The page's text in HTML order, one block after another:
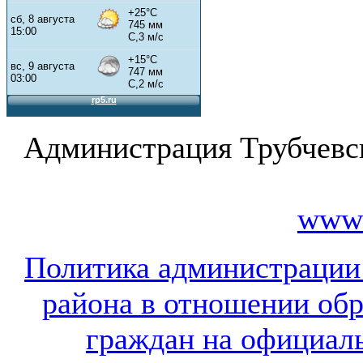
Администрация
Политика
района в отношении
граждан на